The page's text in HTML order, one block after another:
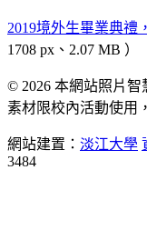
2019境外生畢業典禮
1708 px、2.07 MB ）
© 2026 本網站照片
素材限校內活動使用
網站建置： 淡江大學
3484